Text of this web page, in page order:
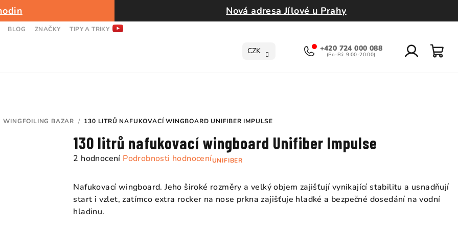
Nová adresa Jílové u Prahy
BLOG ZNAČKY TIPY A TRIKY
CZK +420 724 000 088
WINGFOILING BAZAR / 130 LITRŮ NAFUKOVACÍ WINGBOARD UNIFIBER IMPULSE
UNIFIBER
130 litrů nafukovací wingboard Unifiber Impulse
Průměrné
produktu
je
4,5
2 hodnocení Podrobnosti hodnocení
Nafukovací wingboard. Jeho široké rozměry a velký objem zajišťují vynikající stabilitu a usnadňují
start i vzlet, zatímco extra rocker na nose prkna zajišťuje hladké a bezpečné dosedání na vodní
hladinu.